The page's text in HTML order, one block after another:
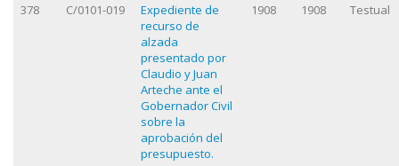
378 C/0101-019
Expediente de
recurso de
alzada
presentado por
Claudio y Juan
Arteche ante el
Gobernador Civil
sobre la
aprobación del
presupuesto.
1908 1908 Testual